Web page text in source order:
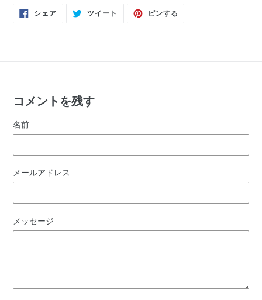
シェアFACEBOOKツイート
TWITTERピンする
コメントを残す
名前
メールアドレス
メッセージ